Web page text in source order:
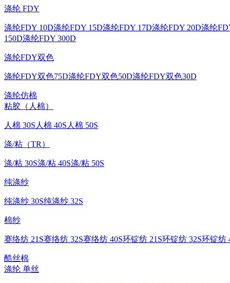
涤纶 FDY
涤纶FDY 10D涤纶FDY 15D涤纶FDY 17D涤纶FDY 20D涤纶
150D涤纶FDY 300D
涤纶FDY双色
涤纶FDY双色75D涤纶FDY双色50D涤纶FDY双色30D
涤纶仿棉
粘胶（人棉）
人棉 30S 人棉 40S 人棉 50S
涤/粘（TR）
涤/粘 30S涤/粘 40S涤/粘 50S
纯涤纱
纯涤纱 30S纯涤纱 32S
棉纱
赛络纺 21S赛络纺 32S赛络纺 40S环锭纺 21S环锭纺 32S环锭纺
酷丝棉
涤纶 单丝